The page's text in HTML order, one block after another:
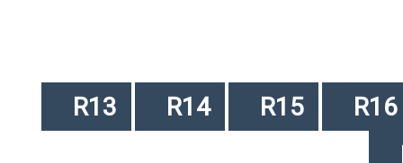
R13 R14 R15
R16